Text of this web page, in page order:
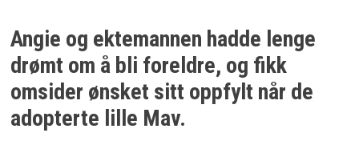
Angie og ektemannen hadde lenge
drømt om å bli foreldre, og fikk
omsider ønsket sitt oppfylt når de
adopterte lille Mav.